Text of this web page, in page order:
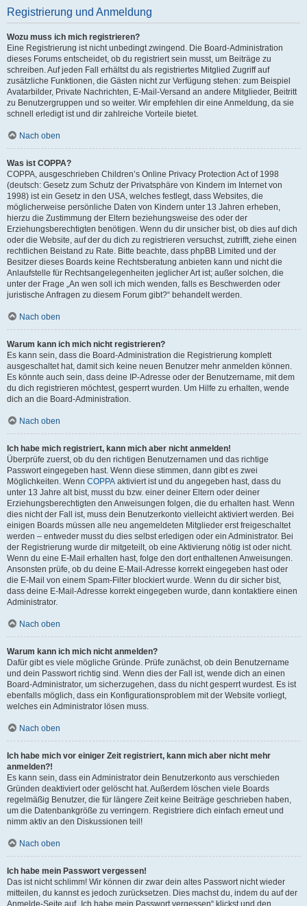
Registrierung und Anmeldung
Wozu muss ich mich registrieren?
Eine Registrierung ist nicht unbedingt zwingend. Die Board-Administration
dieses Forums entscheidet, ob du registriert sein musst, um Beiträge zu
schreiben. Auf jeden Fall erhältst du als registriertes Mitglied Zugriff auf
zusätzliche Funktionen, die Gästen nicht zur Verfügung stehen: zum Beispiel
Avatarbilder, Private Nachrichten, E-Mail-Versand an andere Mitglieder, Beitritt
zu Benutzergruppen und so weiter. Wir empfehlen dir eine Anmeldung, da sie
schnell erledigt ist und dir zahlreiche Vorteile bietet.
Nach oben
Was ist COPPA?
COPPA, ausgeschrieben Children’s Online Privacy Protection Act of 1998
(deutsch: Gesetz zum Schutz der Privatsphäre von Kindern im Internet von
1998) ist ein Gesetz in den USA, welches festlegt, dass Websites, die
möglicherweise persönliche Daten von Kindern unter 13 Jahren erheben,
hierzu die Zustimmung der Eltern beziehungsweise des oder der
Erziehungsberechtigten benötigen. Wenn du dir unsicher bist, ob dies auf dich
oder die Website, auf der du dich zu registrieren versuchst, zutrifft, ziehe einen
rechtlichen Beistand zu Rate. Bitte beachte, dass phpBB Limited und der
Besitzer dieses Boards keine Rechtsberatung anbieten kann und nicht die
Anlaufstelle für Rechtsangelegenheiten jeglicher Art ist; außer solchen, die
unter der Frage „An wen soll ich mich wenden, falls es Beschwerden oder
juristische Anfragen zu diesem Forum gibt?“ behandelt werden.
Nach oben
Warum kann ich mich nicht registrieren?
Es kann sein, dass die Board-Administration die Registrierung komplett
ausgeschaltet hat, damit sich keine neuen Benutzer mehr anmelden können.
Es könnte auch sein, dass deine IP-Adresse oder der Benutzername, mit dem
du dich registrieren möchtest, gesperrt wurden. Um Hilfe zu erhalten, wende
dich an die Board-Administration.
Nach oben
Ich habe mich registriert, kann mich aber nicht anmelden!
Überprüfe zuerst, ob du den richtigen Benutzernamen und das richtige
Passwort eingegeben hast. Wenn diese stimmen, dann gibt es zwei
Möglichkeiten. Wenn COPPA aktiviert ist und du angegeben hast, dass du
unter 13 Jahre alt bist, musst du bzw. einer deiner Eltern oder deiner
Erziehungsberechtigten den Anweisungen folgen, die du erhalten hast. Wenn
dies nicht der Fall ist, muss dein Benutzerkonto vielleicht aktiviert werden. Bei
einigen Boards müssen alle neu angemeldeten Mitglieder erst freigeschaltet
werden – entweder musst du dies selbst erledigen oder ein Administrator. Bei
der Registrierung wurde dir mitgeteilt, ob eine Aktivierung nötig ist oder nicht.
Wenn du eine E-Mail erhalten hast, folge den dort enthaltenen Anweisungen.
Ansonsten prüfe, ob du deine E-Mail-Adresse korrekt eingegeben hast oder
die E-Mail von einem Spam-Filter blockiert wurde. Wenn du dir sicher bist,
dass deine E-Mail-Adresse korrekt eingegeben wurde, dann kontaktiere einen
Administrator.
Nach oben
Warum kann ich mich nicht anmelden?
Dafür gibt es viele mögliche Gründe. Prüfe zunächst, ob dein Benutzername
und dein Passwort richtig sind. Wenn dies der Fall ist, wende dich an einen
Board-Administrator, um sicherzugehen, dass du nicht gesperrt wurdest. Es ist
ebenfalls möglich, dass ein Konfigurationsproblem mit der Website vorliegt,
welches ein Administrator lösen muss.
Nach oben
Ich habe mich vor einiger Zeit registriert, kann mich aber nicht mehr
anmelden?!
Es kann sein, dass ein Administrator dein Benutzerkonto aus verschieden
Gründen deaktiviert oder gelöscht hat. Außerdem löschen viele Boards
regelmäßig Benutzer, die für längere Zeit keine Beiträge geschrieben haben,
um die Datenbankgröße zu verringern. Registriere dich einfach erneut und
nimm aktiv an den Diskussionen teil!
Nach oben
Ich habe mein Passwort vergessen!
Das ist nicht schlimm! Wir können dir zwar dein altes Passwort nicht wieder
mitteilen, du kannst es jedoch zurücksetzen. Dies machst du, indem du auf der
Anmelde-Seite auf „Ich habe mein Passwort vergessen“ klickst und den